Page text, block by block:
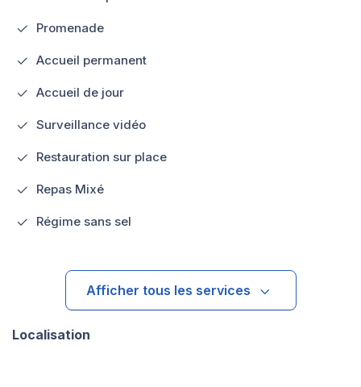
Promenade
Accueil permanent
Accueil de jour
Surveillance vidéo
Restauration sur place
Repas Mixé
Régime sans sel
Afficher tous les services
Localisation